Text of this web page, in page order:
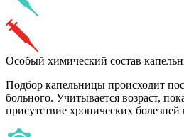
Особый химический состав
Подбор капельницы происходит
больного. Учитывается возраст,
присутствие хронических болезней